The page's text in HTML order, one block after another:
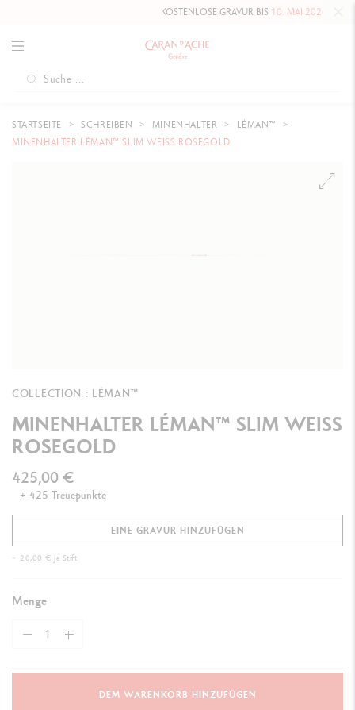
KOSTENLOSE GRAVUR BIS10. MAI 2026AUF DIE
STARTSEITE SCHREIBEN MINENHALTER
LÉMAN™
MINENHALTER LÉMAN™ SLIM WEISS ROSEGOLD
COLLECTION : LÉMAN™
MINENHALTER LÉMAN™ SLIM WEISS
ROSEGOLD
425,00 €
+ 425 Treuepunkte
EINE GRAVUR HINZUFÜGEN
+ 20,00 € je Stift
Menge
DEM WARENKORB HINZUFÜGEN